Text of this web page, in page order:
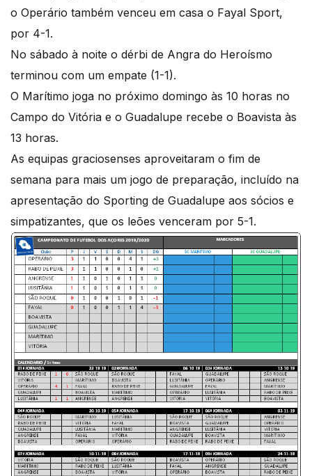
o Operário também venceu em casa o Fayal Sport,
por 4-1.
No sábado à noite o dérbi de Angra do Heroísmo
terminou com um empate (1-1).
O Marítimo joga no próximo domingo às 10 horas no
Campo do Vitória e o Guadalupe recebe o Boavista às
13 horas.
As equipas graciosenses aproveitaram o fim de
semana para mais um jogo de preparação, incluído na
apresentação do Sporting de Guadalupe aos sócios e
simpatizantes, que os leões venceram por 5-1.